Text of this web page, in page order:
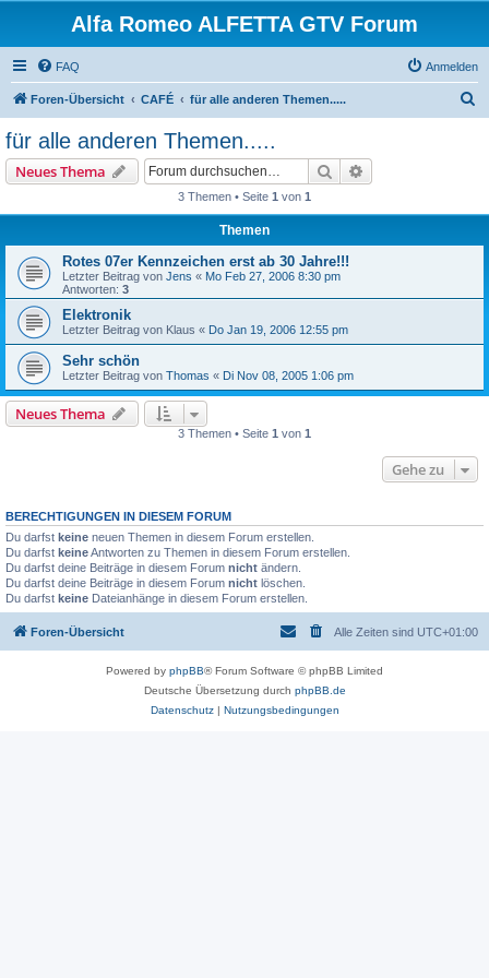
Alfa Romeo ALFETTA GTV Forum
FAQ Anmelden
Foren-Übersicht CAFÉ für alle anderen Themen.....
für alle anderen Themen.....
Neues Thema Suche
3 Themen • Seite 1 von 1
Themen
Rotes 07er Kennzeichen erst ab 30 Jahre!!!
Letzter Beitrag von Jens « Mo Feb 27, 2006 8:30 pm
Antworten: 3
Elektronik
Letzter Beitrag von Klaus « Do Jan 19, 2006 12:55 pm
Sehr schön
Letzter Beitrag von Thomas « Di Nov 08, 2005 1:06 pm
Neues Thema
3 Themen • Seite 1 von 1
Gehe zu
BERECHTIGUNGEN IN DIESEM FORUM
Du darfst keine neuen Themen in diesem Forum erstellen.
Du darfst keineAntworten zu Themen in diesem Forum erstellen.
Du darfst deine Beiträge in diesem Forum nicht ändern.
Du darfst deine Beiträge in diesem Forum nicht löschen.
Du darfst keine Dateianhänge in diesem Forum erstellen.
Foren-Übersicht Alle Zeiten sind UTC+01:00
Powered by phpBB® Forum Software © phpBB Limited
Deutsche Übersetzung durch phpBB.de
Datenschutz| Nutzungsbedingungen